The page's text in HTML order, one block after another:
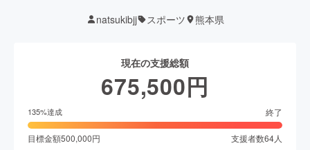
natsukibjj スポーツ 熊本県
現在の支援総額
675,500円
135%達成 終了
目標金額500,000円 支援者数64人